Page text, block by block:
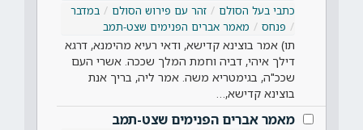
כתבי בעל הסולם
זהר עם פירוש הסולם
במדבר
פנחס
מאמר אברים הפנימים שצט-תמב
תו) אמר בוצינא קדישא, ודאי רעיא מהימנא, דרגא
דילך איהי, דביה וחמת המלך שככה. אשרי העם
שככ"ה, בגימטריא משה. אמר ליה, בריך אנת
בוצינא קדישא,…
מאמר אברים הפנימים שצט-תמב